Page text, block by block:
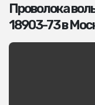
Проволока
18903-73 в